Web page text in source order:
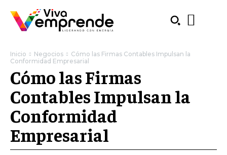
Inicio Negocios
Cómo las Firmas Contables Impulsan la
Conformidad Empresarial
Cómo las Firmas
Contables Impulsan la
Conformidad
Empresarial